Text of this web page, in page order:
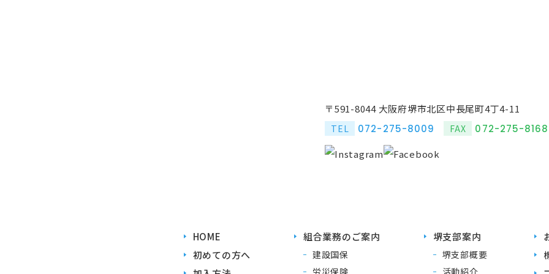
〒591-8044 大阪府堺市北区中長尾町4丁4-11
TEL 072-275-8009 FAX 072-275-8168
HOME
初めての方へ
組合業務のご案内
建設国保
労災保険
堺支部案内
堺支部概要
活動紹介